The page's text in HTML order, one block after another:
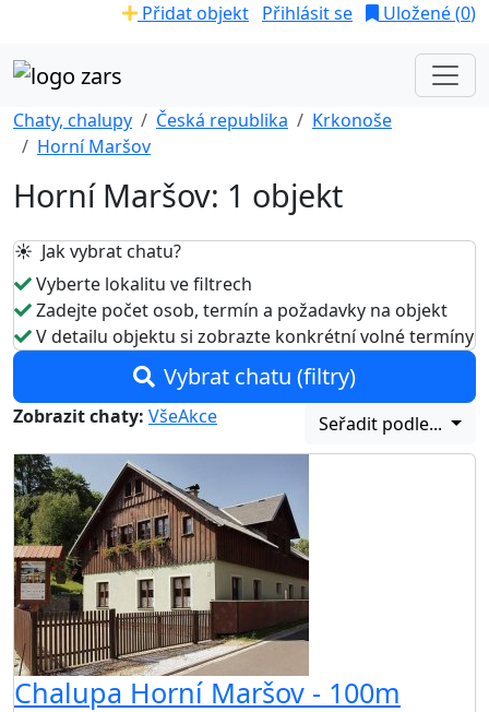
Přidat objekt Přihlásit se Uložené (0)
Chaty, chalupy Česká republika
Krkonoše
Horní Maršov
Horní Maršov: 1 objekt
☀️ Jak vybrat chatu?
Vyberte lokalitu ve filtrech
Zadejte počet osob, termín a požadavky na objekt
V detailu objektu si zobrazte konkrétní volné termíny
Vybrat chatu (filtry)
Zobrazit chaty: VšeAkce Seřadit podle...
Chalupa Horní Maršov - 100m